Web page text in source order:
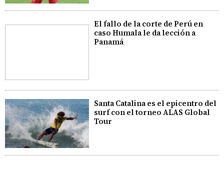
El fallo de la corte de Perú en
caso Humala le da lección a
Panamá
Santa Catalina es el epicentro del
surf con el torneo ALAS Global
Tour